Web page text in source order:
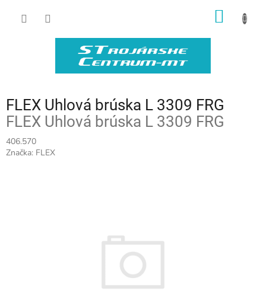
FLEX Uhlová brúska L 3309 FRG
FLEX Uhlová brúska L 3309 FRG
406.570
Značka: FLEX